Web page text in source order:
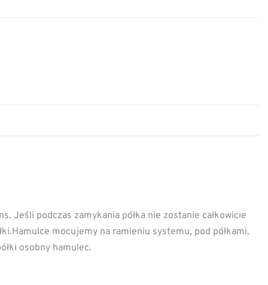
Jeśli podczas zamykania półka nie zostanie całkowicie
mocujemy na ramieniu systemu, pod półkami.
osobny hamulec.